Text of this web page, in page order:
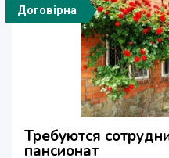
Договірна
Требуются
пансионат